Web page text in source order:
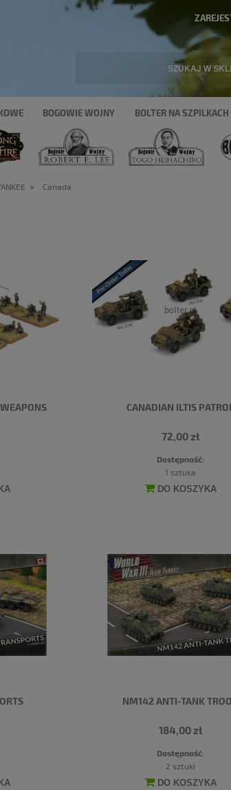
BOGOWIE WOJNY BOLTER NA SZPILKACH
» Canada
CANADIAN ILTIS
72,00 zł
Dostępność:
1 sztuka
DO KOSZYKA
NM142 ANTI-TANK
184,00 zł
Dostępność:
2 sztuki
DO KOSZYKA